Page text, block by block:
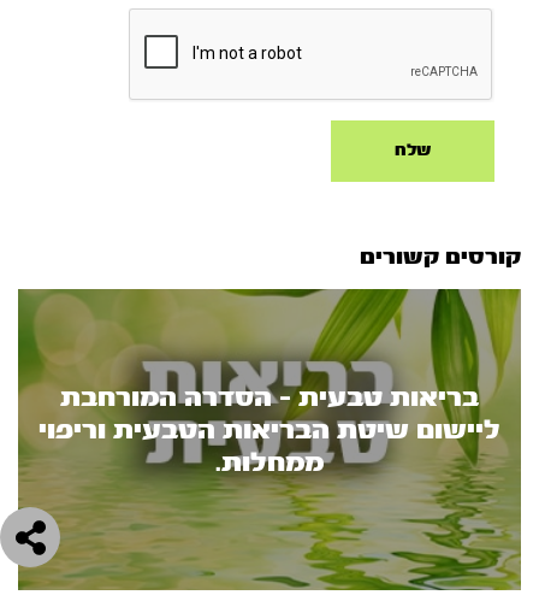
קורסים קשורים
בריאות טבעית - הסדרה המורחבת
ליישום שיטת הבריאות הטבעית וריפוי
ממחלות.